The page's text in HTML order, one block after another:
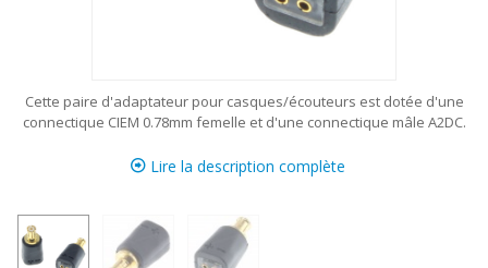
Cette paire d'adaptateur pour casques/écouteurs est dotée d'une
connectique CIEM 0.78mm femelle et d'une connectique mâle A2DC.
Lire la description complète